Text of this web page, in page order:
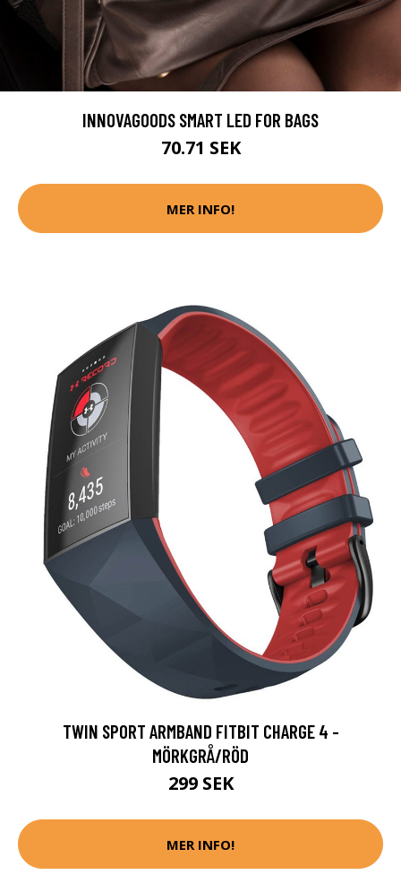
INNOVAGOODS SMART LED FOR BAGS
70.71 SEK
MER INFO!
TWIN SPORT ARMBAND FITBIT CHARGE 4 -
MÖRKGRÅ/RÖD
299 SEK
MER INFO!